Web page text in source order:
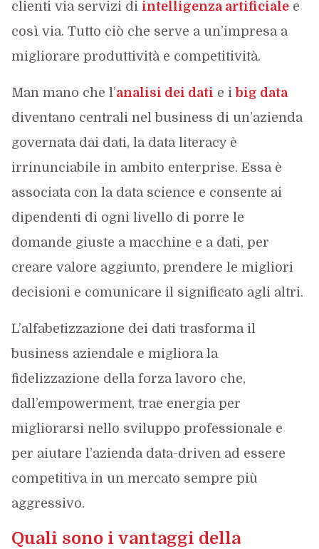
clienti via servizi di intelligenza artificialee
così via. Tutto ciò che serve a un’impresa a
migliorare produttività e competitività.
Man mano che l’analisi dei dati e ibig data
diventano centrali nel business di un’azienda
governata dai dati, la data literacy è
irrinunciabile in ambito enterprise. Essa è
associata con la data science e consente ai
dipendenti di ogni livello di porre le
domande giuste a macchine e a dati, per
creare valore aggiunto, prendere le migliori
decisioni e comunicare il significato agli altri.
L’alfabetizzazione dei dati trasforma il
business aziendale e migliora la
fidelizzazione della forza lavoro che,
dall’empowerment, trae energia per
migliorarsi nello sviluppo professionale e
per aiutare l’azienda data-driven ad essere
competitiva in un mercato sempre più
aggressivo.
Quali sono i vantaggi della